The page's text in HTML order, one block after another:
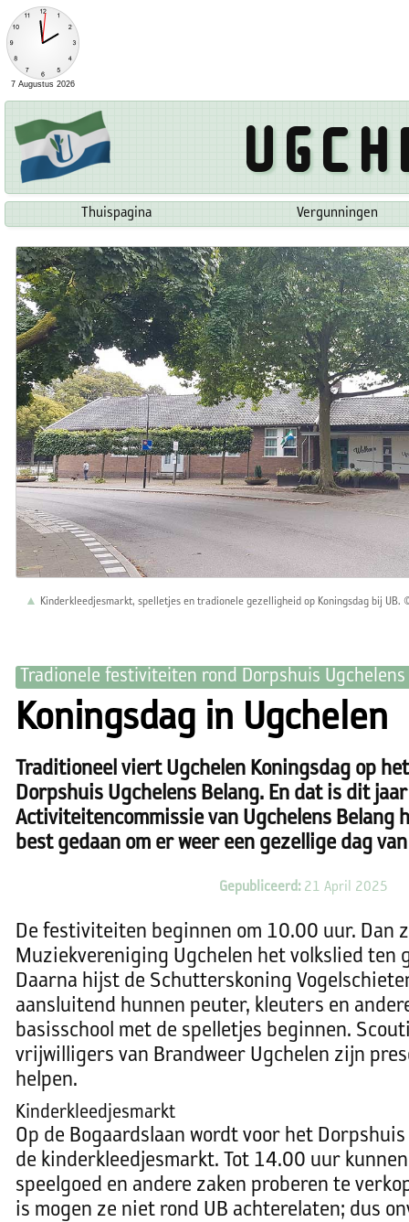
Thuispagina Vergunningen
Kinderkleedjesmarkt, spelletjes en tradionele gezelligheid op Koningsdag bij UB.
Tradionele festiviteiten rond Dorpshuis
Koningsdag in Ugchelen
Traditioneel viert Ugchelen Koningsdag op
Dorpshuis Ugchelens Belang. En dat is dit
Activiteitencommissie van Ugchelens Belang
best gedaan om er weer een gezellige dag
Gepubliceerd:21 April 2025
De festiviteiten beginnen om 10.00 uur. Dan
Muziekvereniging Ugchelen het volkslied ten
Daarna hijst de Schutterskoning
aansluitend hunnen peuter, kleuters en
basisschool met de spelletjes beginnen.
vrijwilligers van Brandweer Ugchelen zijn
helpen.
Kinderkleedjesmarkt
Op de Bogaardslaan wordt voor het
de kinderkleedjesmarkt. Tot 14.00 uur
speelgoed en andere zaken proberen te
is mogen ze niet rond UB achterelaten; dus